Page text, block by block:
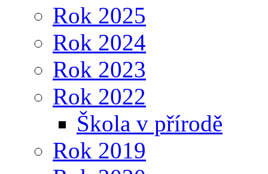
Rok 2025
Rok 2024
Rok 2023
Rok 2022
Škola v přírodě
Rok 2019